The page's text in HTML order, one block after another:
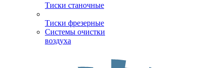
Тиски станочные
Тиски фрезерные
Системы очистки
воздуха